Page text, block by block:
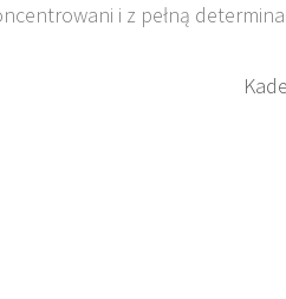
i z pełną